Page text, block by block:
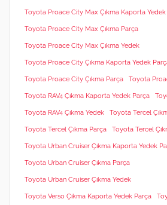
Toyota Proace City Max Çıkma Kaporta Yedek
Toyota Proace City Max Çıkma Parça
Toyota Proace City Max Çıkma Yedek
Toyota Proace City Çıkma Kaporta Yedek
Toyota Proace City Çıkma Parça Toyota
Toyota RAV4 Çıkma Kaporta Yedek Parça
Toyota RAV4 Çıkma Yedek Toyota Tercel
Toyota Tercel Çıkma Parça Toyota Tercel
Toyota Urban Cruiser Çıkma Kaporta Yedek
Toyota Urban Cruiser Çıkma Parça
Toyota Urban Cruiser Çıkma Yedek
Toyota Verso Çıkma Kaporta Yedek Parça